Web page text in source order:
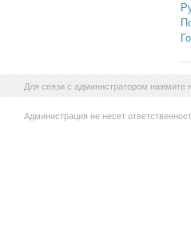
Для связи с администратором нажмите
Администрация не несет